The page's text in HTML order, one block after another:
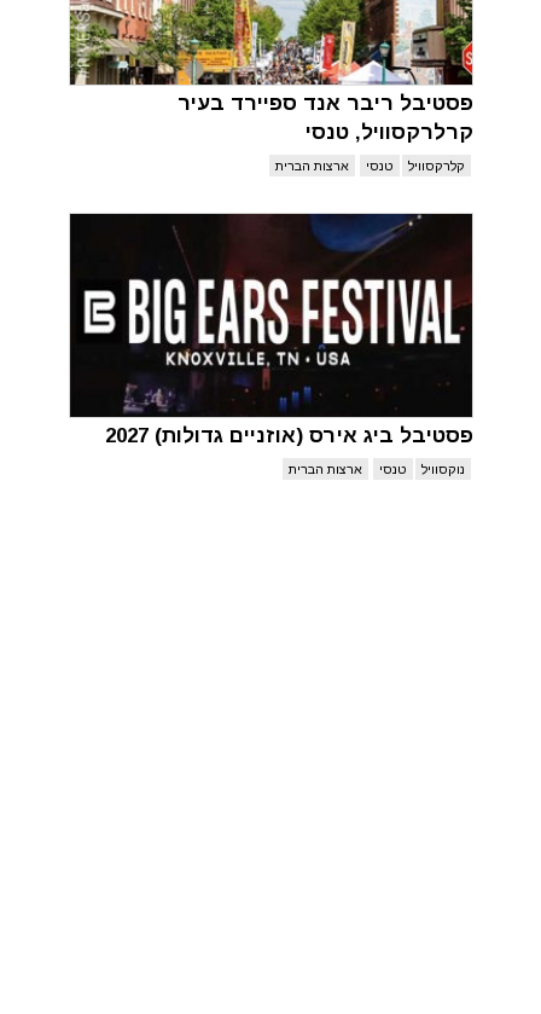
פסטיבל ריבר אנד ספיירד בעיר
קרלרקסוויל, טנסי
קלרקסוויל טנסי ארצות הברית
פסטיבל ביג אירס (אוזניים גדולות) 2027
נוקסוויל טנסי ארצות הברית